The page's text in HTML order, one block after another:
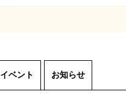
イベント お知らせ